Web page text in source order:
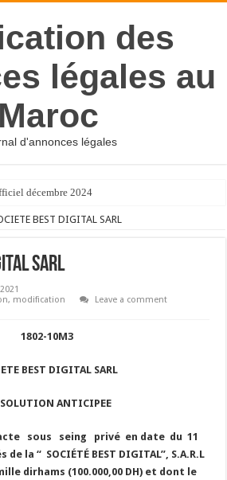
des
légales au
Maroc
d'annonces légales
décembre 2024
BEST DIGITAL SARL
SARL
, modification
Leave a comment
1802-10M3
BEST DIGITAL SARL
ANTICIPEE
sous seing privé en date du 11
la “ SOCIÉTÉ BEST DIGITAL”, S.A.R.L
dirhams (100.000,00 DH) et dont le